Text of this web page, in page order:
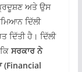
ਪ੍ਰਦੂਸ਼ਣ ਅਤੇ ਉਸ
ਦਿੱਲੀ
ਦਿੱਤੀ ਹੈ। ਦਿੱਲੀ
ਸਰਕਾਰ ਨੇ
(Financial